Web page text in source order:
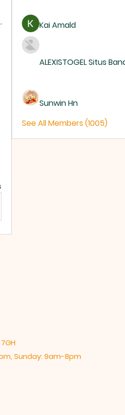
Kai Amald
ALEXISTOGEL Situs
Sunwin Hn
See All Members (1005)
​Sunday: 9am-8pm